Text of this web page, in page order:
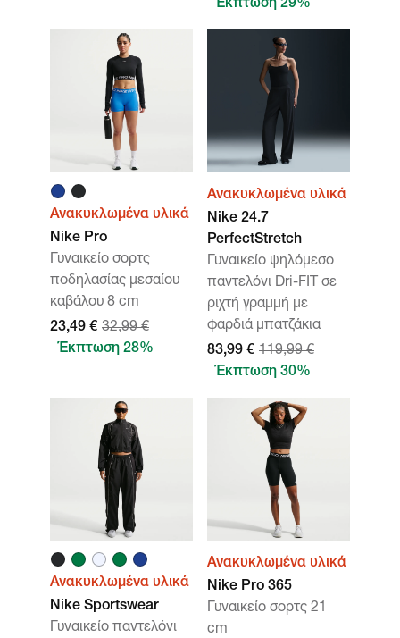
Έκπτωση 29%
Ανακυκλωμένα υλικά
Nike Pro
Γυναικείο σορτς
ποδηλασίας μεσαίου
καβάλου 8 cm
23,49 € 32,99 €
Έκπτωση 28%
Ανακυκλωμένα υλικά
Nike 24.7
PerfectStretch
Γυναικείο ψηλόμεσο
παντελόνι Dri-FIT σε
ριχτή γραμμή με
φαρδιά μπατζάκια
83,99 € 119,99 €
Έκπτωση 30%
Ανακυκλωμένα υλικά
Nike Sportswear
Γυναικείο παντελόνι
Ανακυκλωμένα υλικά
Nike Pro 365
Γυναικείο σορτς 21
cm